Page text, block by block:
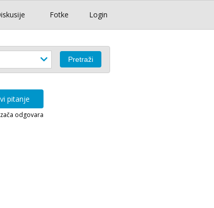
Login
Fotke
pitanje
odgovara